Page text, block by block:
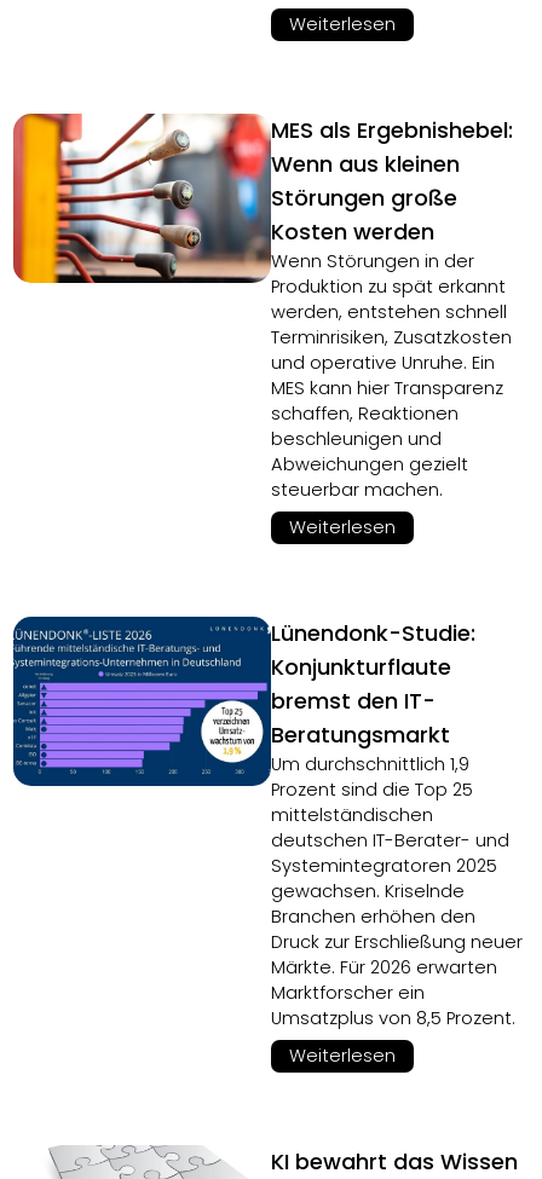
Weiterlesen
MES als Ergebnishebel:
Wenn aus kleinen
Störungen große
Kosten werden
Wenn Störungen in der
Produktion zu spät erkannt
werden, entstehen schnell
Terminrisiken, Zusatzkosten
und operative Unruhe. Ein
MES kann hier Transparenz
schaffen, Reaktionen
beschleunigen und
Abweichungen gezielt
steuerbar machen.
Weiterlesen
Lünendonk-Studie:
Konjunkturflaute
bremst den IT-
Beratungsmarkt
Um durchschnittlich 1,9
Prozent sind die Top 25
mittelständischen
deutschen IT-Berater- und
Systemintegratoren 2025
gewachsen. Kriselnde
Branchen erhöhen den
Druck zur Erschließung neuer
Märkte. Für 2026 erwarten
Marktforscher ein
Umsatzplus von 8,5 Prozent.
Weiterlesen
KI bewahrt das Wissen